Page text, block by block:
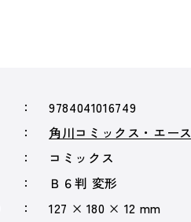
9784041016749
角川コミックス・エース
コミックス
Ｂ６判 変形
127 × 180 × 12 mm